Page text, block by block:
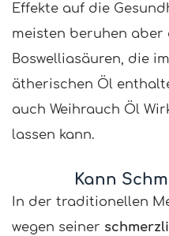
Effekte auf die
meisten beruhen
Boswelliasäuren, die
ätherischen Öl
auch Weihrauch Öl
lassen kann.
Kann
In der traditionellen
wegen seiner